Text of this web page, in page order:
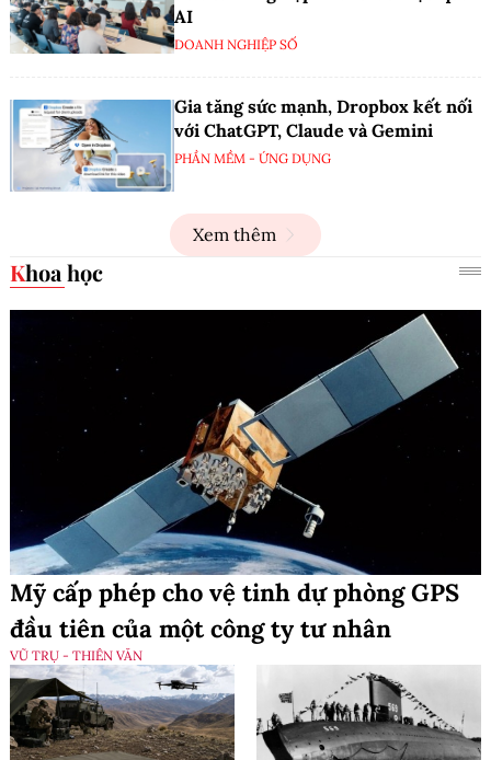
AI
DOANH NGHIỆP SỐ
Gia tăng sức mạnh, Dropbox kết nối
với ChatGPT, Claude và Gemini
PHẦN MỀM - ỨNG DỤNG
Xem thêm
Khoa học
Mỹ cấp phép cho vệ tinh dự phòng GPS
đầu tiên của một công ty tư nhân
VŨ TRỤ - THIÊN VĂN